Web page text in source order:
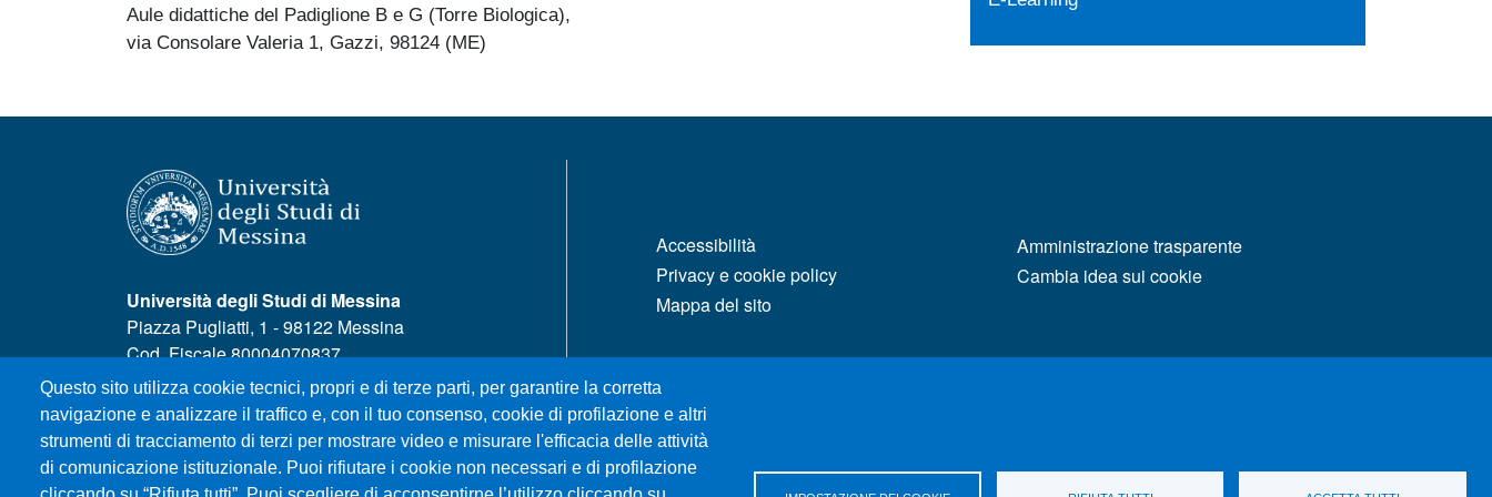
Aule didattiche del Padiglione B e G (Torre Biologica),
via Consolare Valeria 1, Gazzi, 98124 (ME)
Questo sito utilizza cookie tecnici, propri e di terze parti, per garantire la corretta
navigazione e analizzare il traffico e, con il tuo consenso, cookie di profilazione e altri
strumenti di tracciamento di terzi per mostrare video e misurare l'efficacia delle attività
di comunicazione istituzionale. Puoi rifiutare i cookie non necessari e di profilazione
Università degli Studi di Messina
Piazza Pugliatti, 1 - 98122 Messina
Cod. Fiscale 80004070837
P.IVA 00724160833
Centralino: 090 676 1
MENÙ SOCIAL
Accessibilità
Privacy e cookie policy
Mappa del sito
Amministrazione trasparente
Cambia idea sui cookie